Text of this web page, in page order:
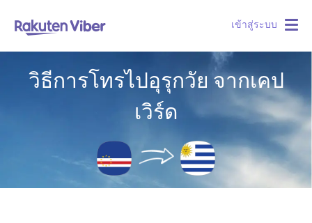
เข้าสู่ระบบ
วิธีการโทรไปอุรุกวัย จากเคป
เวิร์ด